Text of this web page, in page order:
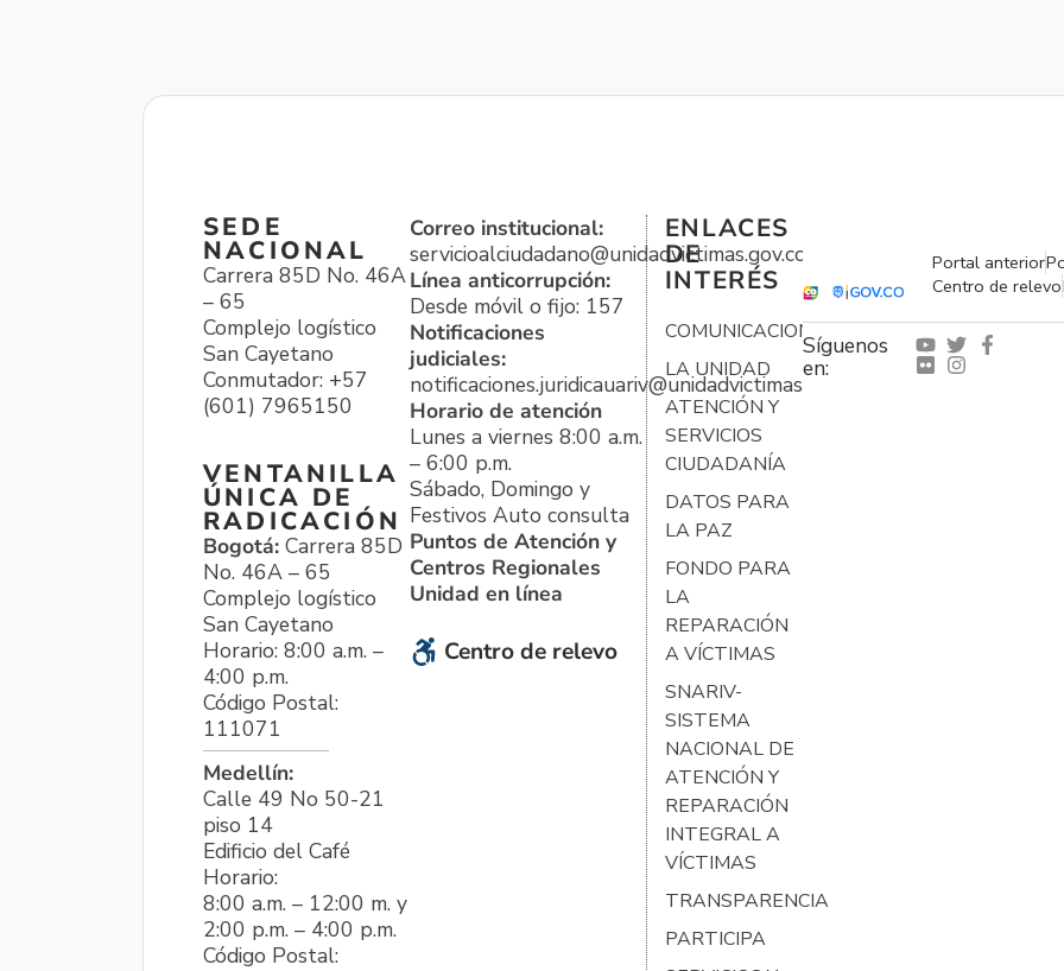
SEDE
NACIONAL
Carrera 85D No. 46A
– 65
Complejo logístico
San Cayetano
Conmutador: +57
(601) 7965150
VENTANILLA
ÚNICA DE
RADICACIÓN
Bogotá: Carrera 85D
No. 46A – 65
Complejo logístico
San Cayetano
Horario: 8:00 a.m. –
4:00 p.m.
Código Postal:
111071
Medellín:
Calle 49 No 50-21
piso 14
Edificio del Café
Horario:
8:00 a.m. – 12:00 m. y
2:00 p.m. – 4:00 p.m.
Código Postal:
Correo institucional:
servicioalciudadano@unidadvictimas.gov.co
Línea anticorrupción:
Desde móvil o fijo: 157
Notificaciones
judiciales:
notificaciones.juridicauariv@unidadvictimas.gov.co
Horario de atención
Lunes a viernes 8:00 a.m.
– 6:00 p.m.
Sábado, Domingo y
Festivos Auto consulta
Puntos de Atención y
Centros Regionales
Unidad en línea
Centro de relevo
ENLACES
DE
INTERÉS
COMUNICACIONES
LA UNIDAD
ATENCIÓN Y
SERVICIOS
CIUDADANÍA
DATOS PARA
LA PAZ
FONDO PARA
LA
REPARACIÓN
A VÍCTIMAS
SNARIV-
SISTEMA
NACIONAL DE
ATENCIÓN Y
REPARACIÓN
INTEGRAL A
VÍCTIMAS
TRANSPARENCIA
PARTICIPA
Portal anterior
Centro de relevo
Síguenos
en: